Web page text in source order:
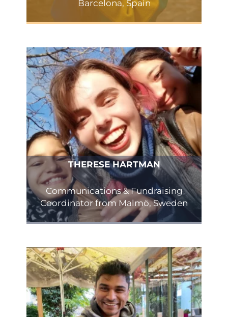
Barcelona, Spain
THERESE HARTMAN
Communications & Fundraising
Coordinator from Malmö, Sweden